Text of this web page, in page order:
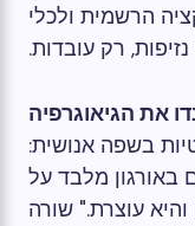
הרשמית ולכלי
רק עובדות.
את הגיאוגרפיה
בשפה אנושית:
באורגון מלבד על
עוצרת." שורה